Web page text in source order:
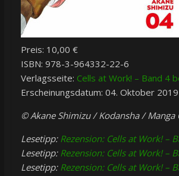
Preis: 10,00 €
ISBN: 978-3-964332-22-6
Verlagsseite: Cells at Work! – Band 4
Erscheinungsdatum: 04. Oktober 2019
© Akane Shimizu / Kodansha / Manga
Lesetipp: Rezension: Cells at Work! –
Lesetipp: Rezension: Cells at Work! –
Lesetipp: Rezension: Cells at Work! –